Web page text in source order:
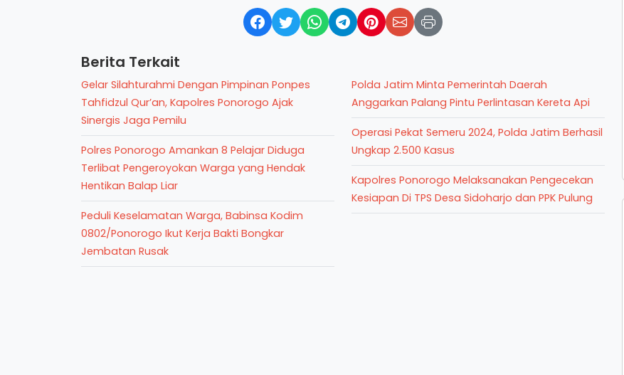
Berita Terkait
Gelar Silahturahmi Dengan Pimpinan Ponpes
Tahfidzul Qur’an, Kapolres Ponorogo Ajak
Sinergis Jaga Pemilu
Polres Ponorogo Amankan 8 Pelajar Diduga
Terlibat Pengeroyokan Warga yang Hendak
Hentikan Balap Liar
Peduli Keselamatan Warga, Babinsa Kodim
0802/Ponorogo Ikut Kerja Bakti Bongkar
Jembatan Rusak
Polda Jatim Minta Pemerintah Daerah
Anggarkan Palang Pintu Perlintasan Kereta Api
Operasi Pekat Semeru 2024, Polda Jatim Berhasil
Ungkap 2.500 Kasus
Kapolres Ponorogo Melaksanakan Pengecekan
Kesiapan Di TPS Desa Sidoharjo dan PPK Pulung